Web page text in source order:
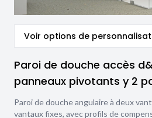
Voir options de
Paroi de douche accès
panneaux pivotants y 2
Paroi de douche angulaire à deux
vantaux fixes, avec profils de